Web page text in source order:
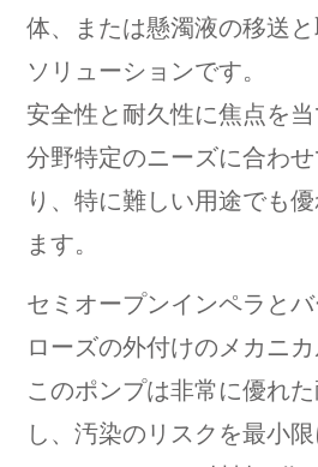
体、または懸濁液の移送
ソリューションです。
安全性と耐久性に焦点を
分野特定のニーズに合わ
り、特に難しい用途でも
ます。
セミオープンインペラと
ローズの外付けのメカニカ
このポンプは非常に優れ
し、汚染のリスクを最小限